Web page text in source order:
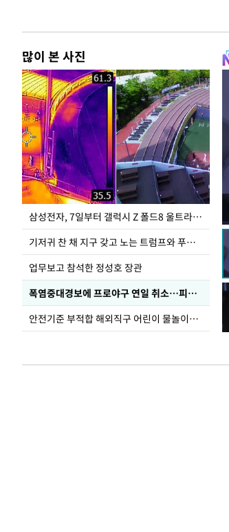
많이 본 사진
삼성전자, 7일부터 갤럭시 Z 폴드8 울트라·폴드8·플립8 출시
기저귀 찬 채 지구 갖고 노는 트럼프와 푸틴 형상 미로
업무보고 참석한 정성호 장관
폭염중대경보에 프로야구 연일 취소…피칭 연습장 '52도'
안전기준 부적합 해외직구 어린이 물놀이용품 판매 중단 요청한 서울시